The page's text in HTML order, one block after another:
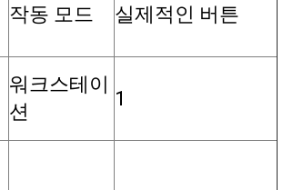
작동 모드 실제적인 버튼
워크스테이
션
1